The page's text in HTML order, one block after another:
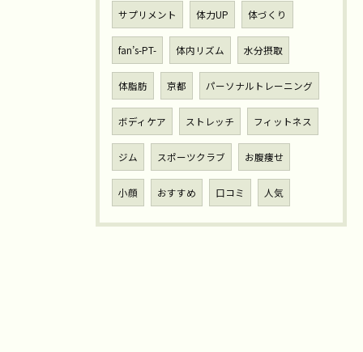
サプリメント 体力UP 体づくり
fan’s-PT- 体内リズム 水分摂取
体脂肪 京都 パーソナルトレーニング
ボディケア ストレッチ フィットネス
ジム スポーツクラブ お腹痩せ
小顔 おすすめ 口コミ 人気